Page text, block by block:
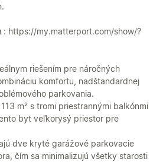
: https://my.matterport.com/show/?
riešením pre náročných
komfortu, nadštandardnej
parkovania.
m² s tromi priestrannými balkónmi
byt veľkorysý priestor pre
dve kryté garážové parkovacie
čím sa minimalizujú všetky starosti